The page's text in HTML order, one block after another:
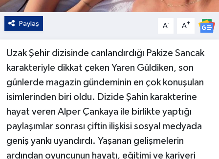
Paylaş A- A+
Uzak Şehir dizisinde canlandırdığı Pakize Sancak
karakteriyle dikkat çeken Yaren Güldiken, son
günlerde magazin gündeminin en çok konuşulan
isimlerinden biri oldu. Dizide Şahin karakterine
hayat veren Alper Çankaya ile birlikte yaptığı
paylaşımlar sonrası çiftin ilişkisi sosyal medyada
geniş yankı uyandırdı. Yaşanan gelişmelerin
ardından oyuncunun hayatı, eğitimi ve kariyeri